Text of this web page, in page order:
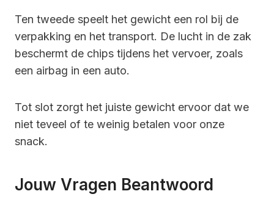
Ten tweede speelt het gewicht een rol bij de
verpakking en het transport. De lucht in de zak
beschermt de chips tijdens het vervoer, zoals
een airbag in een auto.
Tot slot zorgt het juiste gewicht ervoor dat we
niet teveel of te weinig betalen voor onze
snack.
Jouw Vragen Beantwoord